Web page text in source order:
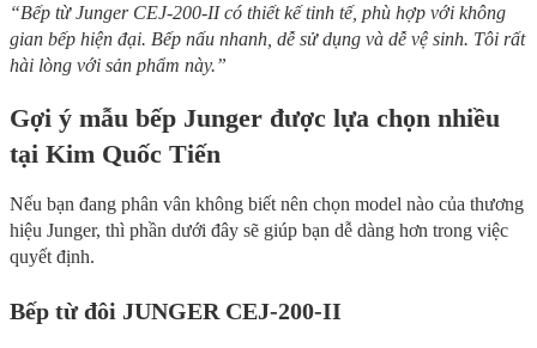
“Bếp từ Junger CEJ-200-II có thiết kế tinh tế, phù hợp với không
gian bếp hiện đại. Bếp nấu nhanh, dễ sử dụng và dễ vệ sinh. Tôi rất
hài lòng với sản phẩm này.”
Gợi ý mẫu bếp Junger được lựa chọn nhiều
tại Kim Quốc Tiến
Nếu bạn đang phân vân không biết nên chọn model nào của thương
hiệu Junger, thì phần dưới đây sẽ giúp bạn dễ dàng hơn trong việc
quyết định.
Bếp từ đôi JUNGER CEJ-200-II